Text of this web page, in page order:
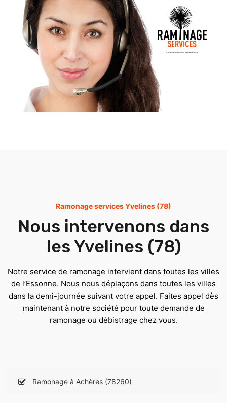
Ramonage services Yvelines (78)
Nous intervenons dans
les Yvelines (78)
Notre service de ramonage intervient dans toutes les villes
de l’Essonne. Nous nous déplaçons dans toutes les villes
dans la demi-journée suivant votre appel. Faites appel dès
maintenant à notre société pour toute demande de
ramonage ou débistrage chez vous.
Ramonage à Achères (78260)